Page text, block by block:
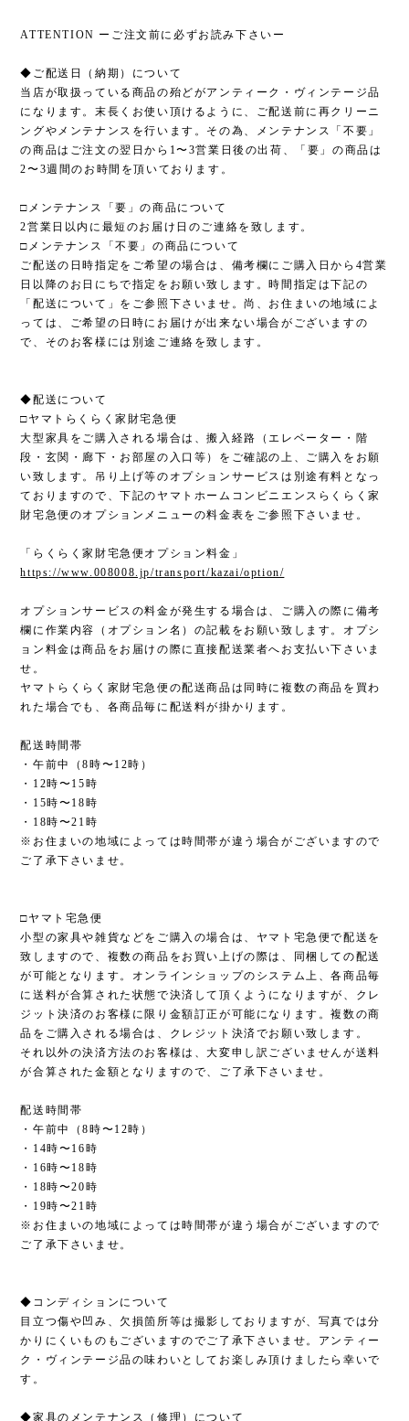
ATTENTION ーご注文前に必ずお読み下さいー
◆ご配送日（納期）について
当店が取扱っている商品の殆どがアンティーク・ヴィンテージ品
になります。末長くお使い頂けるように、ご配送前に再クリーニ
ングやメンテナンスを行います。その為、メンテナンス「不要」
の商品はご注文の翌日から1〜3営業日後の出荷、「要」の商品は
2〜3週間のお時間を頂いております。
□メンテナンス「要」の商品について
2営業日以内に最短のお届け日のご連絡を致します。
□メンテナンス「不要」の商品について
ご配送の日時指定をご希望の場合は、備考欄にご購入日から4営業
日以降のお日にちで指定をお願い致します。時間指定は下記の
「配送について」をご参照下さいませ。尚、お住まいの地域によ
っては、ご希望の日時にお届けが出来ない場合がございますの
で、そのお客様には別途ご連絡を致します。
◆配送について
□ヤマトらくらく家財宅急便
大型家具をご購入される場合は、搬入経路（エレベーター・階
段・玄関・廊下・お部屋の入口等）をご確認の上、ご購入をお願
い致します。吊り上げ等のオプションサービスは別途有料となっ
ておりますので、下記のヤマトホームコンビニエンスらくらく家
財宅急便のオプションメニューの料金表をご参照下さいませ。
「らくらく家財宅急便オプション料金」
https://www.008008.jp/transport/kazai/option/
オプションサービスの料金が発生する場合は、ご購入の際に備考
欄に作業内容（オプション名）の記載をお願い致します。オプシ
ョン料金は商品をお届けの際に直接配送業者へお支払い下さいま
せ。
ヤマトらくらく家財宅急便の配送商品は同時に複数の商品を買わ
れた場合でも、各商品毎に配送料が掛かります。
配送時間帯
・午前中（8時〜12時）
・12時〜15時
・15時〜18時
・18時〜21時
※お住まいの地域によっては時間帯が違う場合がございますので
ご了承下さいませ。
□ヤマト宅急便
小型の家具や雑貨などをご購入の場合は、ヤマト宅急便で配送を
致しますので、複数の商品をお買い上げの際は、同梱しての配送
が可能となります。オンラインショップのシステム上、各商品毎
に送料が合算された状態で決済して頂くようになりますが、クレ
ジット決済のお客様に限り金額訂正が可能になります。複数の商
品をご購入される場合は、クレジット決済でお願い致します。
それ以外の決済方法のお客様は、大変申し訳ございませんが送料
が合算された金額となりますので、ご了承下さいませ。
配送時間帯
・午前中（8時〜12時）
・14時〜16時
・16時〜18時
・18時〜20時
・19時〜21時
※お住まいの地域によっては時間帯が違う場合がございますので
ご了承下さいませ。
◆コンディションについて
目立つ傷や凹み、欠損箇所等は撮影しておりますが、写真では分
かりにくいものもございますのでご了承下さいませ。アンティー
ク・ヴィンテージ品の味わいとしてお楽しみ頂けましたら幸いで
す。
◆家具のメンテナンス（修理）について